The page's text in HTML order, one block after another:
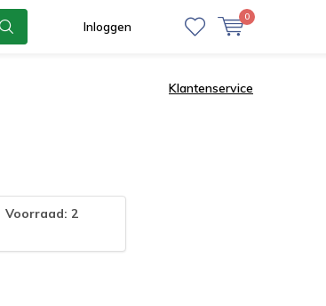
Inloggen
0
Klantenservice
Voorraad: 2